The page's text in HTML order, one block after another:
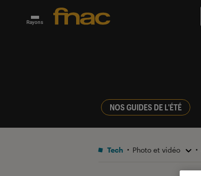
Rayons
NOS GUIDES DE L'ÉTÉ
Tech Photo et vidéo